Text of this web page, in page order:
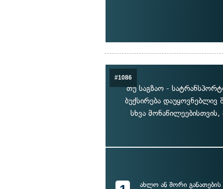
#1086
თუ საგზაო -
ბუქსირება
სხვა
ახლო ან შორი განათების